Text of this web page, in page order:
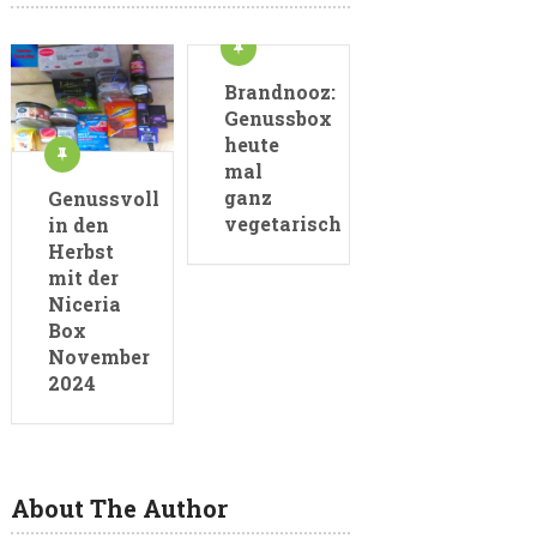
Genussvoll
in den
Herbst
mit der
Niceria
Box
November
2024
Brandnooz:
Genussbox
heute
mal
ganz
vegetarisch
About The Author